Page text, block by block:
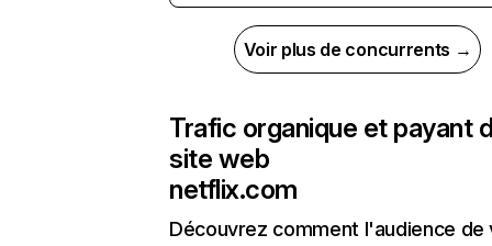
Voir plus de concurrents →
Trafic organique et payant
site web
netflix.com
Découvrez comment l'audience de